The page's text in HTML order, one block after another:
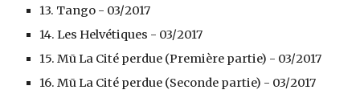
13. Tango - 03/2017
14. Les Helvétiques - 03/2017
15. Mū La Cité perdue (Première partie) - 03/2017
16. Mū La Cité perdue (Seconde partie) - 03/2017